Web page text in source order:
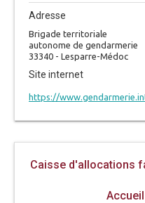
Adresse
Brigade territoriale
autonome de gendarmerie
33340 - Lesparre-Médoc
Site internet
https://
Caisse d'allocations